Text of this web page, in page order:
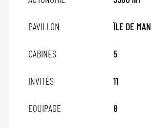
PAVILLON ÎLE DE MAN
CABINES 5
INVITÉS 11
EQUIPAGE 8